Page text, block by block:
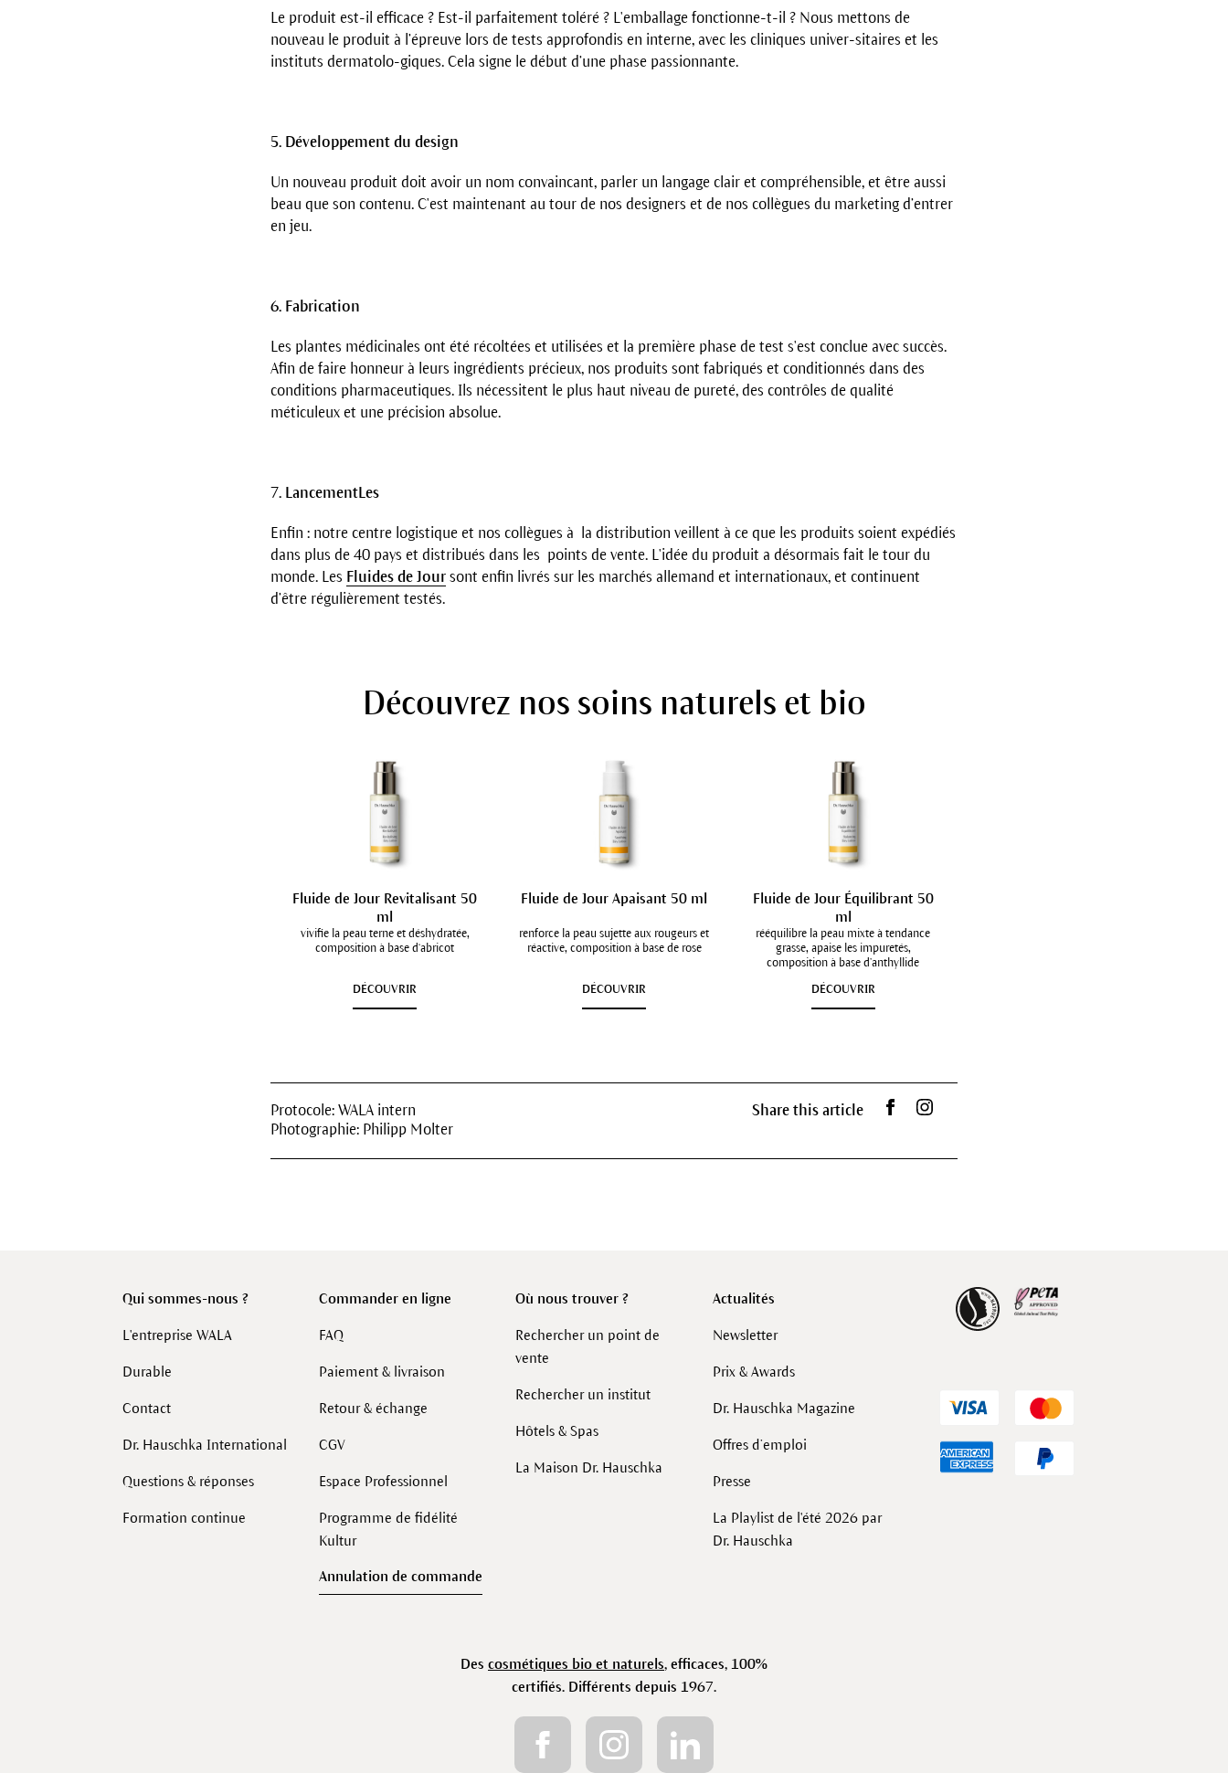
Le produit est-il efficace ? Est-il parfaitement toléré ? L'emballage fonctionne-t-il ? Nous mettons de
nouveau le produit à l’épreuve lors de tests approfondis en interne, avec les cliniques univer-sitaires et les
instituts dermatolo-giques. Cela signe le début d’une phase passionnante.
5. Développement du design
Un nouveau produit doit avoir un nom convaincant, parler un langage clair et compréhensible, et être aussi
beau que son contenu. C'est maintenant au tour de nos designers et de nos collègues du marketing d’entrer
en jeu.
6. Fabrication
Les plantes médicinales ont été récoltées et utilisées et la première phase de test s'est conclue avec succès.
Afin de faire honneur à leurs ingrédients précieux, nos produits sont fabriqués et conditionnés dans des
conditions pharmaceutiques. Ils nécessitent le plus haut niveau de pureté, des contrôles de qualité
méticuleux et une précision absolue.
7. LancementLes
Enfin : notre centre logistique et nos collègues à la distribution veillent à ce que les produits soient expédiés
dans plus de 40 pays et distribués dans les points de vente. L'idée du produit a désormais fait le tour du
monde. Les Fluides de Joursont enfin livrés sur les marchés allemand et internationaux, et continuent
d’être régulièrement testés.
Découvrez nos soins naturels et bio
Fluide de Jour Revitalisant 50
ml
vivifie la peau terne et déshydratée,
composition à base d‘abricot
DÉCOUVRIR
Fluide de Jour Apaisant 50 ml
renforce la peau sujette aux rougeurs et
réactive, composition à base de rose
DÉCOUVRIR
Fluide de Jour Équilibrant 50
ml
rééquilibre la peau mixte à tendance
grasse, apaise les impuretés,
composition à base d’anthyllide
DÉCOUVRIR
Protocole: WALA intern
Photographie: Philipp Molter
Share this article Partager sur Facebook
Dr. Hauschka sur Instagram
Qui sommes-nous ?
L'entreprise WALA
Durable
Contact
Dr. Hauschka International
Questions & réponses
Formation continue
Commander en ligne
FAQ
Paiement & livraison
Retour & échange
CGV
Espace Professionnel
Programme de fidélité
Kultur
Annulation de commande
Où nous trouver ?
Rechercher un point de
vente
Rechercher un institut
Hôtels & Spas
La Maison Dr. Hauschka
Actualités
Newsletter
Prix & Awards
Dr. Hauschka Magazine
Offres d’emploi
Presse
La Playlist de l'été 2026 par
Dr. Hauschka
Des cosmétiques bio et naturels, efficaces, 100%
certifiés. Différents depuis 1967.